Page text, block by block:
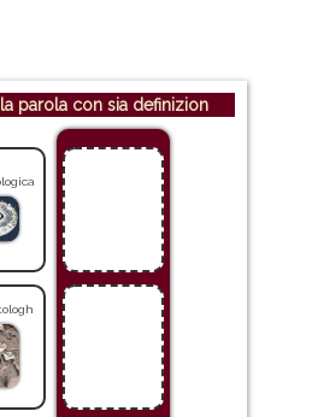
parola con sia definizion